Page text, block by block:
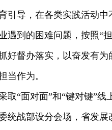
引导，在各类实践活动
遇到的困难问题，按照“
好督办落实，以奋发有
当作为。
取“面对面”和“键对键”
统战部设分会场，省发展